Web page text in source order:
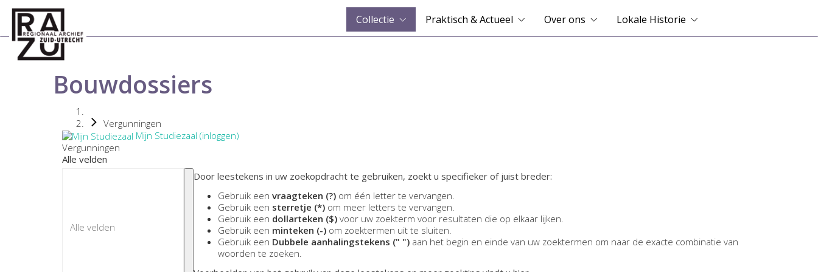
Collectie Praktisch & Actueel Over ons Lokale Historie
Bouwdossiers
Vergunningen
Mijn Studiezaal (inloggen)
Vergunningen
Alle velden
Door leestekens in uw zoekopdracht te gebruiken, zoekt u specifieker of juist breder:
Gebruik een vraagteken (?) om één letter te vervangen.
Gebruik een sterretje (*) om meer letters te vervangen.
Gebruik een dollarteken ($) voor uw zoekterm voor resultaten die op elkaar lijken.
Gebruik een minteken (-) om zoektermen uit te sluiten.
Gebruik een Dubbele aanhalingstekens (" ") aan het begin en einde van uw zoektermen om naar de exacte combinatie van
woorden te zoeken.